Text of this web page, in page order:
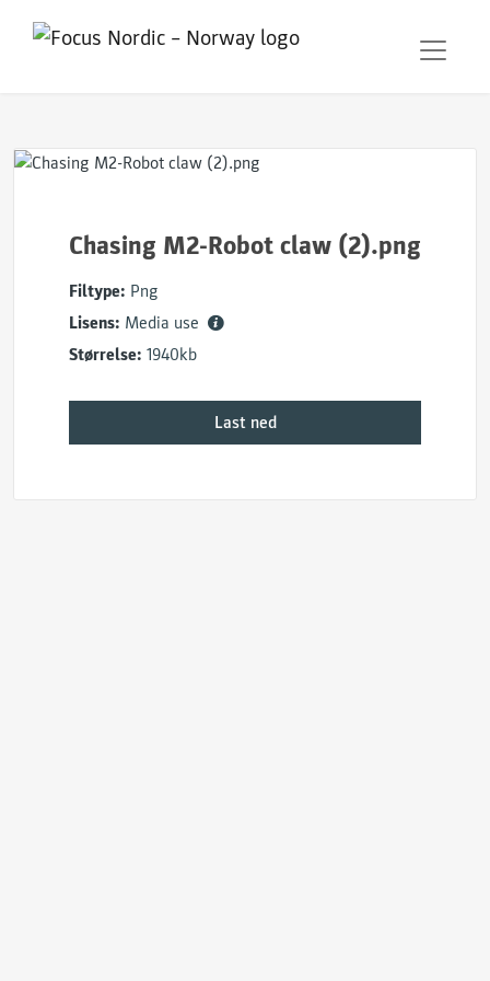
Chasing M2-Robot claw (2).png
Filtype: Png
Lisens: Media use
Størrelse: 1940kb
Last ned